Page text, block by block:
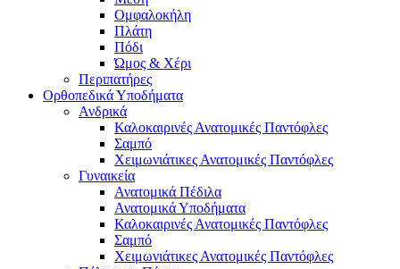
Ομφαλοκήλη
Πλάτη
Πόδι
Ώμος & Χέρι
Περιπατήρες
Ορθοπεδικά Υποδήματα
Ανδρικά
Καλοκαιρινές Ανατομικές Παντόφλες
Σαμπό
Χειμωνιάτικες Ανατομικές Παντόφλες
Γυναικεία
Ανατομικά Πέδιλα
Ανατομικά Υποδήματα
Καλοκαιρινές Ανατομικές Παντόφλες
Σαμπό
Χειμωνιάτικες Ανατομικές Παντόφλες